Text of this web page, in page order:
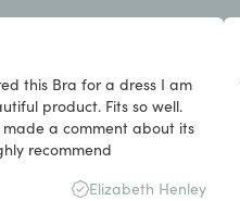
this Bra for a dress I am
product. Fits so well.
made a comment about its
recommend
Elizabeth Henley